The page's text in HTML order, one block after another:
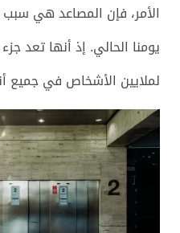
الأمر، فإن المصاعد هي
يومنا الحالي. إذ أنها تعد
لملايين الأشخاص في جميع